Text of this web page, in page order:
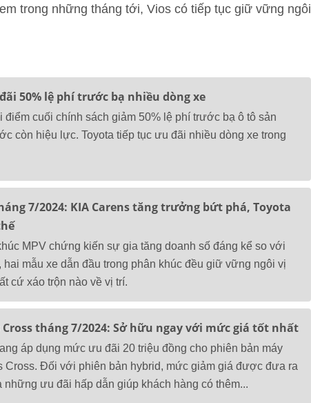
trong những tháng tới, Vios có tiếp tục giữ vững ngôi
50% lệ phí trước bạ nhiều dòng xe
điểm cuối chính sách giảm 50% lệ phí trước bạ ô tô sản
còn hiệu lực. Toyota tiếp tục ưu đãi nhiều dòng xe trong
7/2024: KIA Carens tăng trưởng bứt phá, Toyota
MPV chứng kiến sự gia tăng doanh số đáng kể so với
mẫu xe dẫn đầu trong phân khúc đều giữ vững ngôi vị
cứ xáo trộn nào về vị trí.
Cross tháng 7/2024: Sở hữu ngay với mức giá tốt nhất
áp dụng mức ưu đãi 20 triệu đồng cho phiên bản máy
Cross. Đối với phiên bản hybrid, mức giảm giá được đưa ra
những ưu đãi hấp dẫn giúp khách hàng có thêm...